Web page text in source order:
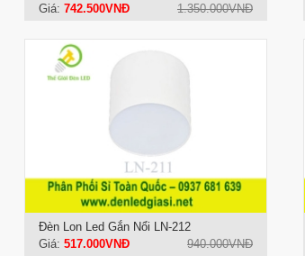
Giá: 742.500VNĐ 1.350.000VNĐ
Đèn Lon Led Gắn Nổi LN-212
Giá: 517.000VNĐ 940.000VNĐ